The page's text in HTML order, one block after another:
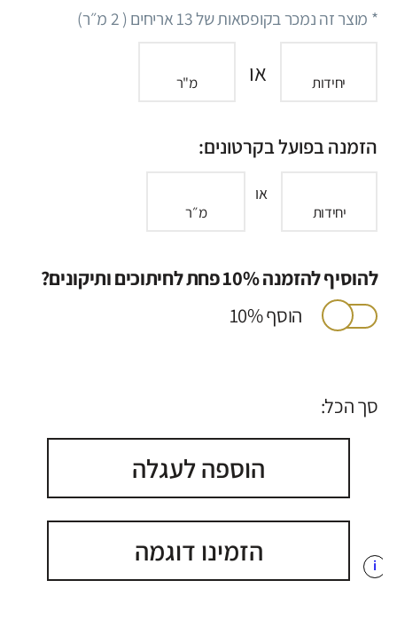
* מוצר זה נמכר בקופסאות של13אריחים (2מ״ר)
יחידות או מ"ר
הזמנה בפועל בקרטונים:
יחידות
או
מ״ר
להוסיף להזמנה 10% פחת לחיתוכים ותיקונים?
הוסף 10%
סך הכל:
הוספה לעגלה
הזמינו דוגמה i